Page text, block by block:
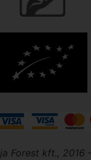
Forest kft., 2016